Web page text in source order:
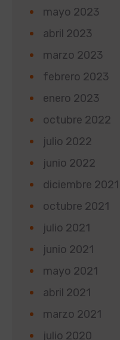
mayo 2023
abril 2023
marzo 2023
febrero 2023
enero 2023
octubre 2022
julio 2022
junio 2022
diciembre 2021
octubre 2021
julio 2021
junio 2021
mayo 2021
abril 2021
marzo 2021
julio 2020